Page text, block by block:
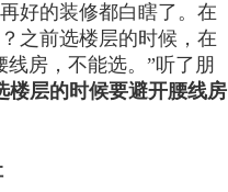
好的装修都白瞎了。在
之前选楼层的时候，在
房，不能选。”听了朋
楼层的时候要避开腰线房